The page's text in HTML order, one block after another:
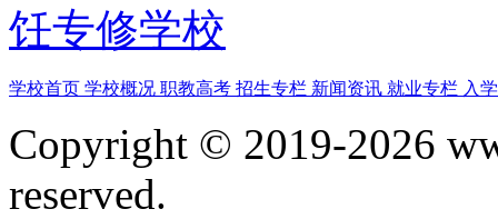
饪专修学校
学校首页 学校概况 职教高考 招生专栏 新闻资讯 就业专栏 入
Copyright © 2019-2026
reserved.